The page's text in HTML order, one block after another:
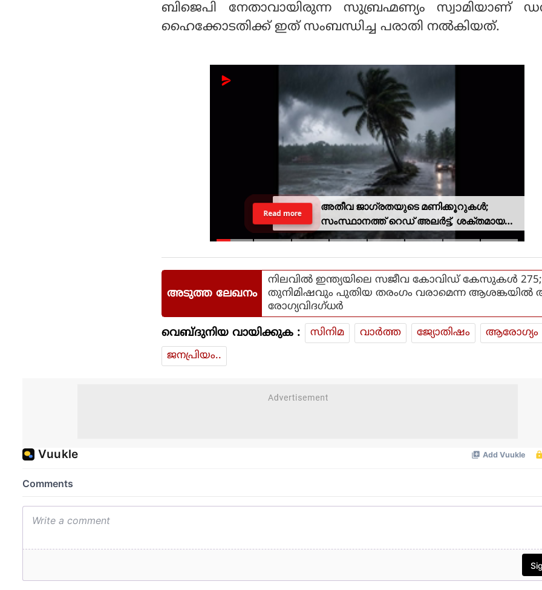
ബിജെപി നേതാവായിരുന്ന സുബ്രഹ്മണ്യം സ്വാമിയാണ്
ഹൈക്കോടതിക്ക് ഇത് സംബന്ധിച്ച പരാതി നല്‍കിയത്.
അതീവ ജാഗ്രതയുടെ മണിക്കൂറുകൾ;
സംസ്ഥാനത്ത് റെഡ് അലർട്ട്, ശക്തമായ
കാറ്റിനും സാധ്യത
Read more
അടുത്ത ലേഖനം
നിലവില്‍ ഇന്ത്യയിലെ സജീവ കോവിഡ് കേസുകള്‍
തുനിമിഷവും പുതിയ തരംഗം വരാമെന്ന
രോഗ്യവിദഗ്ധര്‍
വെബ്ദുനിയ വായിക്കുക : സിനിമ വാര്‍ത്ത ജ്യോതിഷം
ആരോഗ്യം
ജനപ്രിയം..